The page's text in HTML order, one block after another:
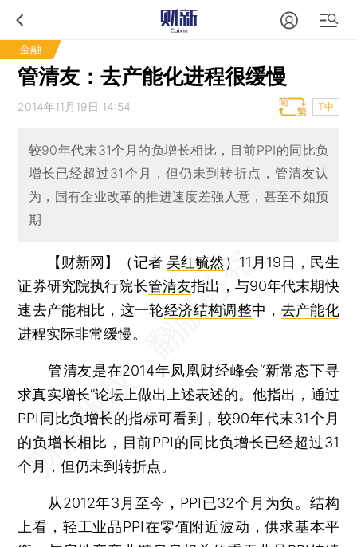
金融
管清友：去产能化进程很缓慢
2014年11月19日 14:54 T中
较90年代末31个月的负增长相比，目前PPI的同比负
增长已经超过31个月，但仍未到转折点，管清友认
为，国有企业改革的推进速度差强人意，甚至不如预
期
【财新网】（记者 吴红毓然 ） 11月19日，民生
证券研究院执行院长管清友指出，与90年代末期快
速去产能相比，这一轮经济结构调整中， 去产能化
进程实际非常缓慢。
管清友是在2014年凤凰财经峰会“新常态下寻
求真实增长”论坛上做出上述表述的。他指出，通过
PPI同比负增长的指标可看到，较90年代末31个月
的负增长相比，目前PPI的同比负增长已经超过31
个月，但仍未到转折点。
从2012年3月至今，PPI已32个月为负。结构
上看，轻工业品PPI在零值附近波动，供求基本平